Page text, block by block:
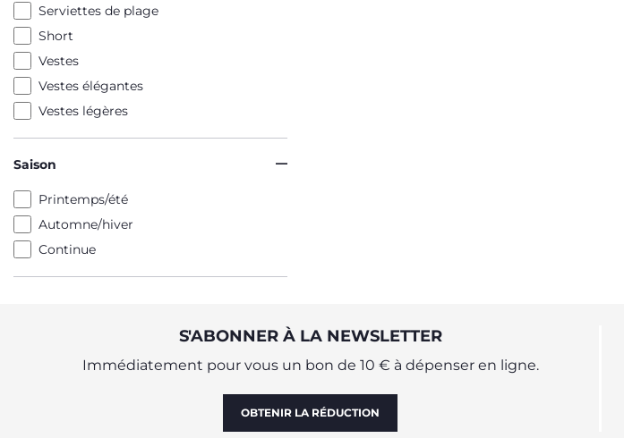
Serviettes de plage
Short
Vestes
Vestes élégantes
Vestes légères
Saison
Printemps/été
Automne/hiver
Continue
S'ABONNER À LA NEWSLETTER
Immédiatement pour vous un bon de 10 € à dépenser en ligne.
OBTENIR LA RÉDUCTION